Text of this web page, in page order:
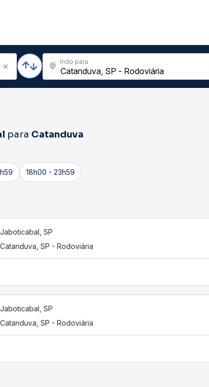
Indo para
para Catanduva
18h00 - 23h59
Jaboticabal, SP
Catanduva, SP - Rodoviária
Jaboticabal, SP
Catanduva, SP - Rodoviária